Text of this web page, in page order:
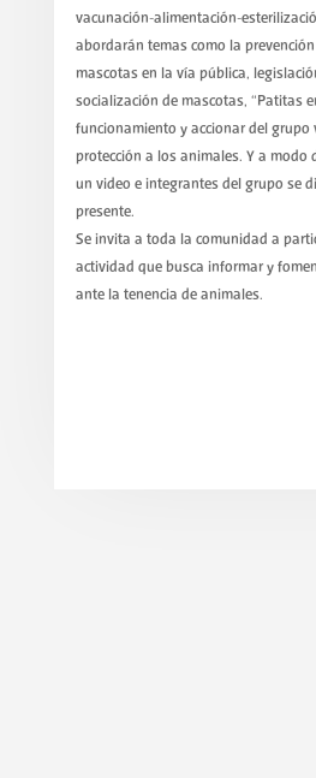
vacunación-alimentación-
abordarán temas como la
mascotas en la vía pública,
socialización de mascotas, “Patitas
funcionamiento y accionar del grupo
protección a los animales. Y a modo
un video e integrantes del grupo se
presente.
Se invita a toda la comunidad a
actividad que busca informar y
ante la tenencia de animales.